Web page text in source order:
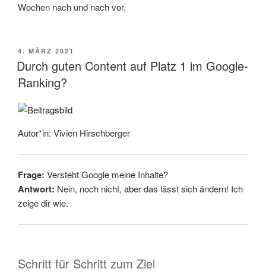
Wochen nach und nach vor.
VERÖFFENTLICHT
AM
4. MÄRZ 2021
Durch guten Content auf Platz 1 im Google-
Ranking?
Autor*in: Vivien Hirschberger
Frage: Versteht Google meine Inhalte?
Antwort: Nein, noch nicht, aber das lässt sich ändern! Ich
zeige dir wie.
Schritt für Schritt zum Ziel